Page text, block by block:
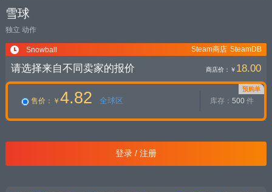
雪球
独立 动作
Snowball SteamDB
Steam商店
请选择来自不同卖家的报价 商店价： ￥ 18.00
预购单
售价 ：￥4.82 全球区 库存： 500件
登录 / 注册